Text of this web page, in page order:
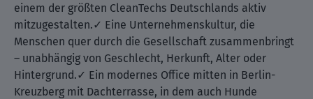
einem der größten CleanTechs Deutschlands aktiv
mitzugestalten.✓ Eine Unternehmenskultur, die
Menschen quer durch die Gesellschaft zusammenbringt
– unabhängig von Geschlecht, Herkunft, Alter oder
Hintergrund.✓ Ein modernes Office mitten in Berlin-
Kreuzberg mit Dachterrasse, in dem auch Hunde